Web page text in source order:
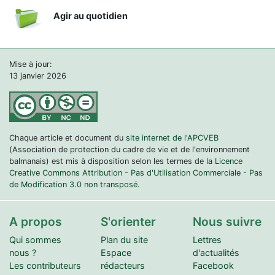
Agir au quotidien
Mise à jour:
13 janvier 2026
Chaque article et document du site internet de l'APCVEB
(Association de protection du cadre de vie et de l'environnement
balmanais) est mis à disposition selon les termes de la Licence
Creative Commons Attribution - Pas d'Utilisation Commerciale - Pas
de Modification 3.0 non transposé.
A propos
Qui sommes
nous ?
Les contributeurs
S'orienter
Plan du site
Espace
rédacteurs
Nous suivre
Lettres
d'actualités
Facebook